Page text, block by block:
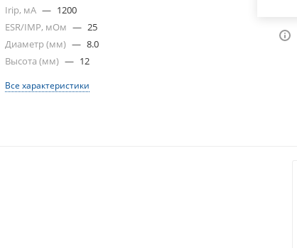
Irip, мА — 1200
ESR/IMP, мОм — 25
Диаметр (мм) — 8.0
Высота (мм) — 12
Все характеристики